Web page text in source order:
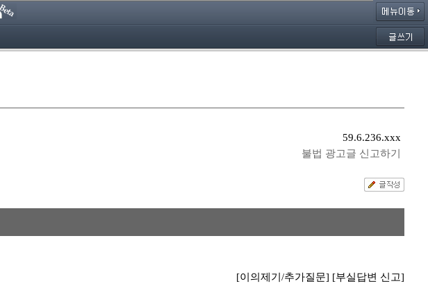
59.6.236.xxx
불법 광고글 신고하기
[이의제기/추가질문] [부실답변 신고]